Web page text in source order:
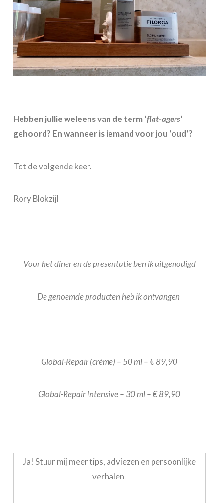
Hebben jullie weleens van de term ‘flat-agers‘
gehoord? En wanneer is iemand voor jou ‘oud’?
Tot de volgende keer.
Rory Blokzijl
Voor het diner en de presentatie ben ik uitgenodigd
De genoemde producten heb ik ontvangen
Global-Repair (crème) – 50 ml – € 89,90
Global-Repair Intensive – 30 ml – € 89,90
Ja! Stuur mij meer tips, adviezen en persoonlijke
verhalen.